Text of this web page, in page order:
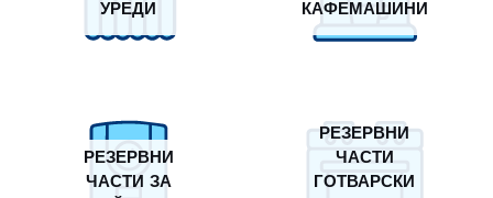
УРЕДИ
КАФЕМАШИНИ
РЕЗЕРВНИ
ЧАСТИ ЗА
РЕЗЕРВНИ
ЧАСТИ
ГОТВАРСКИ